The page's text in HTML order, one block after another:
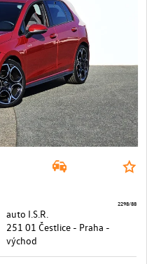
auto I.S.R.
251 01 Čestlice - Praha -
východ
2298/88